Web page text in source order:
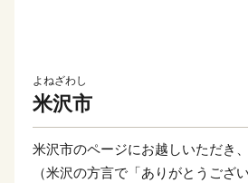
よねざわし
米沢市
米沢市のページにお越しいただき
（米沢の方言で「ありがとうござ